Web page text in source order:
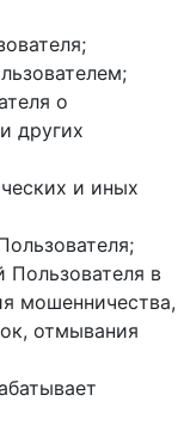
о
других
и иных
Пользователя в
мошенничества,
отмывания